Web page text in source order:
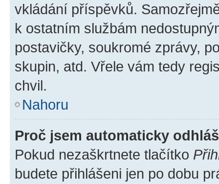
vkládání příspěvků.
k ostatním službám
postavičky, soukromé zprávy,
skupin, atd. Vřele vám tedy
chvil.
Nahoru
Proč jsem automaticky
Pokud nezaškrtnete tlačítko
budete přihlášeni jen po dobu